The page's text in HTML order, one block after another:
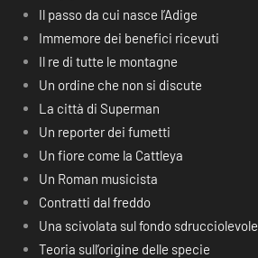
Il passo da cui nasce l’Adige
Immemore dei benefici ricevuti
Il re di tutte le montagne
Un ordine che non si discute
La città di Superman
Un reporter dei fumetti
Un fiore come la Cattleya
Un Roman musicista
Contratti dal freddo
Una scivolata sul fondo sdrucciolevole
Teoria sull’origine delle specie